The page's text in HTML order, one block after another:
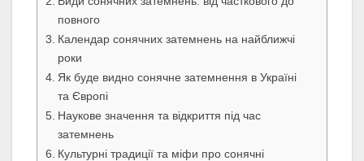
повного
Календар сонячних затемнень на найближчі
роки
Як буде видно сонячне затемнення в Україні
та Європі
Наукове значення та відкриття під час
затемнень
Культурні традиції та міфи про сонячні